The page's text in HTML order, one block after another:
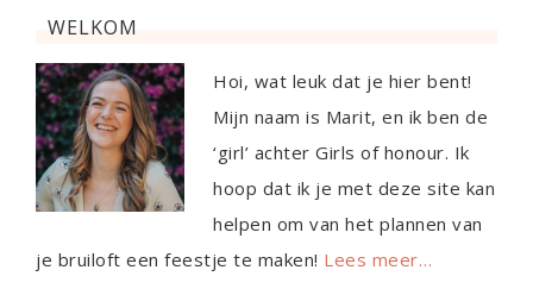
WELKOM
Hoi, wat leuk dat je hier bent!
Mijn naam is Marit, en ik ben de
‘girl’ achter Girls of honour. Ik
hoop dat ik je met deze site kan
helpen om van het plannen van
je bruiloft een feestje te maken! Lees meer…